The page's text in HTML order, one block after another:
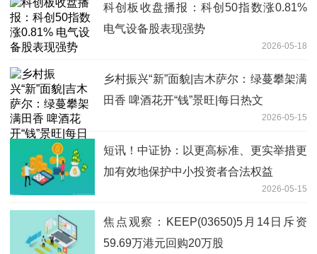
科创板收盘播报：科创50指数涨0.81%
电气设备股表现强势
2026-05-18
乡村振兴“新”面貌|吉木萨尔：绿蔓攀架满
田香 啤酒花开“钱”景旺|每日热文
2026-05-15
短讯！中证协：以更高标准、更实举措更
加有效地保护中小投资者合法权益
2026-05-15
焦点观察：KEEP(03650)5月14日斥资
59.69万港元回购20万股